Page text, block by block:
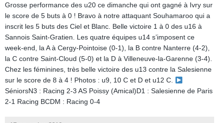
Grosse performance des u20 ce dimanche qui ont gagné à Ivry sur
le score de 5 buts à 0 ! Bravo à notre attaquant Souhamaroo qui a
inscrit les 5 buts des Ciel et Blanc. Belle victoire 1 à 0 des u16 à
Sannois Saint-Gratien. Les quatre équipes u14 s’imposent ce
week-end, la A à Cergy-Pointoise (0-1), la B contre Nanterre (4-2),
la C contre Saint-Cloud (5-0) et la D à Villeneuve-la-Garenne (3-4).
Chez les féminines, très belle victoire des u13 contre la Salesienne
sur le score de 8 à 4 ! Photos : u9, 10 C et D et u12 C.
SéniorsN3 : Racing 2-3 AS Poissy (Amical)D1 : Salesienne de Paris
2-1 Racing BCDM : Racing 0-4